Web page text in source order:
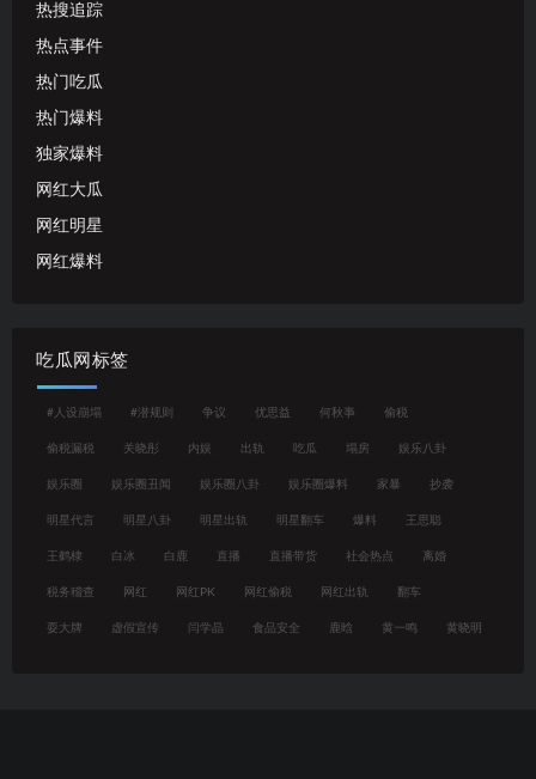
热搜追踪
热点事件
热门吃瓜
热门爆料
独家爆料
网红大瓜
网红明星
网红爆料
吃瓜网标签
#人设崩塌 #潜规则 争议 优思益 何秋亊 偷税
偷税漏税 关晓彤 内娱 出轨 吃瓜 塌房 娱乐八卦
娱乐圈 娱乐圈丑闻 娱乐圈八卦 娱乐圈爆料 家暴 抄袭
明星代言 明星八卦 明星出轨 明星翻车 爆料 王思聪
王鹤棣 白冰 白鹿 直播 直播带货 社会热点 离婚
税务稽查 网红 网红PK 网红偷税 网红出轨 翻车
耍大牌 虚假宣传 闫学晶 食品安全 鹿晗 黄一鸣 黄晓明